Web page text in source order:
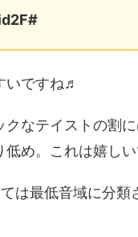
いですね♬
クなテイストの割
め。これは嬉しい
は最低音域に分類